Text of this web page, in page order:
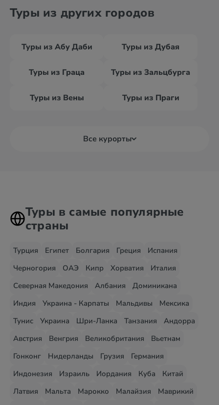
Туры из других городов
Туры из Абу Даби Туры из Дубая
Туры из Граца Туры из Зальцбурга
Туры из Вены Туры из Праги
Все курорты
Туры в самые популярные
страны
Турция Египет Болгария Греция
Испания
Черногория
ОАЭ Кипр Хорватия
Италия
Северная Македония
Албания
Доминикана
Индия
Украина - Карпаты Мальдивы
Мексика
Тунис
Украина Шри-Ланка Танзания
Андорра
Австрия
Венгрия Великобритания
Вьетнам
Гонконг
Нидерланды Грузия
Германия
Индонезия
Израиль Иордания Куба
Китай
Латвия
Мальта Марокко Малайзия
Маврикий